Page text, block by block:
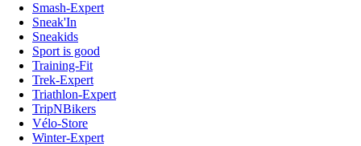
Smash-Expert
Sneak'In
Sneakids
Sport is good
Training-Fit
Trek-Expert
Triathlon-Expert
TripNBikers
Vélo-Store
Winter-Expert